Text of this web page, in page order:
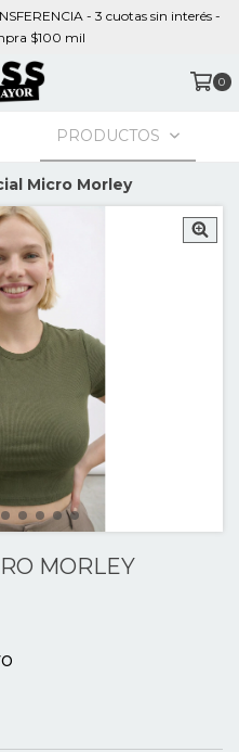
- 3 cuotas sin interés -
$100 mil
0
PRODUCTOS
Micro Morley
MORLEY